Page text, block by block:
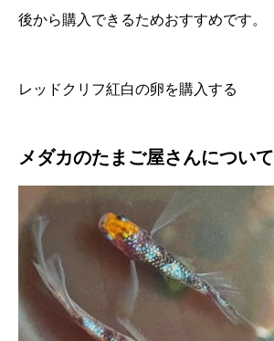
後から購入できるためおすすめです。
レッドクリフ紅白の卵を購入する
メダカのたまご屋さんについて